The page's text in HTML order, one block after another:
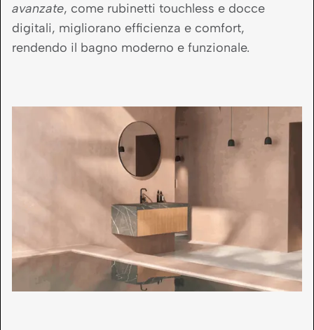
avanzate, come rubinetti touchless e docce
digitali, migliorano efficienza e comfort,
rendendo il bagno moderno e funzionale.